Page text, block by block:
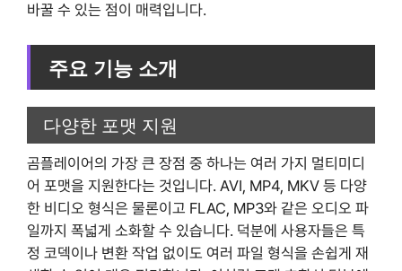
바꿀 수 있는 점이 매력입니다.
주요 기능 소개
다양한 포맷 지원
곰플레이어의 가장 큰 장점 중 하나는 여러 가지 멀티미디
어 포맷을 지원한다는 것입니다. AVI, MP4, MKV 등 다양
한 비디오 형식은 물론이고 FLAC, MP3와 같은 오디오 파
일까지 폭넓게 소화할 수 있습니다. 덕분에 사용자들은 특
정 코덱이나 변환 작업 없이도 여러 파일 형식을 손쉽게 재